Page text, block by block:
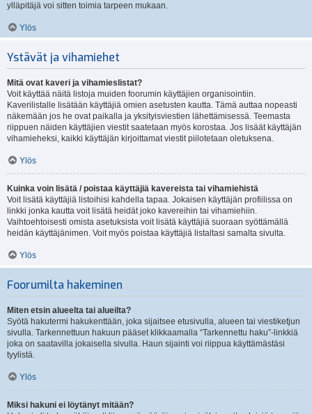
ylläpitäjä voi sitten toimia tarpeen mukaan.
Ylös
Ystävät ja vihamiehet
Mitä ovat kaveri ja vihamieslistat?
Voit käyttää näitä listoja muiden foorumin käyttäjien organisointiin.
Kaverilistalle lisätään käyttäjiä omien asetusten kautta. Tämä auttaa nopeasti
näkemään jos he ovat paikalla ja yksityisviestien lähettämisessä. Teemasta
riippuen näiden käyttäjien viestit saatetaan myös korostaa. Jos lisäät käyttäjän
vihamieheksi, kaikki käyttäjän kirjoittamat viestit piilotetaan oletuksena.
Ylös
Kuinka voin lisätä / poistaa käyttäjiä kavereista tai vihamiehistä
Voit lisätä käyttäjiä listoihisi kahdella tapaa. Jokaisen käyttäjän profiilissa on
linkki jonka kautta voit lisätä heidät joko kavereihin tai vihamiehiin.
Vaihtoehtoisesti omista asetuksista voit lisätä käyttäjiä suoraan syöttämällä
heidän käyttäjänimen. Voit myös poistaa käyttäjiä listaltasi samalta sivulta.
Ylös
Foorumilta hakeminen
Miten etsin alueelta tai alueilta?
Syötä hakutermi hakukenttään, joka sijaitsee etusivulla, alueen tai viestiketjun
sivulla. Tarkennettuun hakuun pääset klikkaamalla “Tarkennettu haku”-linkkiä
joka on saatavilla jokaisella sivulla. Haun sijainti voi riippua käyttämästäsi
tyylistä.
Ylös
Miksi hakuni ei löytänyt mitään?